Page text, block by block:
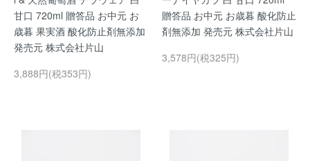
甘口 720ml 贈答品 お中元 お
歳暮 果実酒 酸化防止剤無添加
発売元 株式会社片山
3,888円(税353円)
贈答品 お中元 お歳暮 酸化防止
剤無添加 発売元 株式会社片山
3,578円(税325円)